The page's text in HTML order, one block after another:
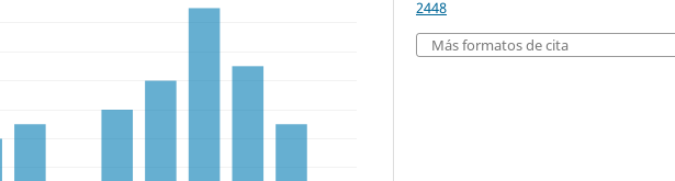
2448
Más formatos de cita